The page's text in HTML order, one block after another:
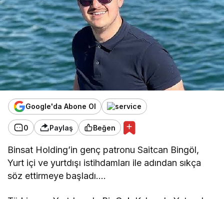
Google'da Abone Ol
0 Paylaş Beğen
Binsat Holding’in genç patronu Saitcan Bingöl,
Yurt içi ve yurtdışı istihdamları ile adından sıkça
söz ettirmeye başladı….